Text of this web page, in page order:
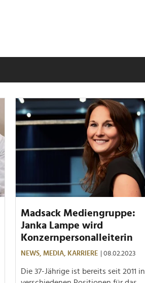
Madsack Mediengruppe:
Janka Lampe wird
Konzernpersonalleiterin
NEWS, MEDIA, KARRIERE | 08.02.2023
Die 37-Jährige ist bereits seit 2011 in